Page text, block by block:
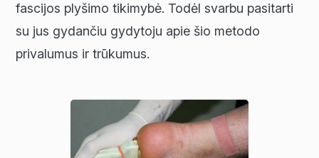
fascijos plyšimo tikimybė. Todėl svarbu pasitarti
su jus gydančiu gydytoju apie šio metodo
privalumus ir trūkumus.